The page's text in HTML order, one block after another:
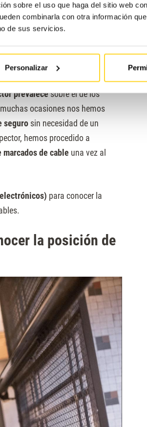
sobre el uso que haga del sitio web
combinarla con otra información
de sus servicios.
Personalizar
visibles , en cuyo caso habrá que
una inspección, pues
encargado de la IPO
prevalecesobre el de los
ocasiones nos hemos
seguro sin necesidad de un
hemos procedido a
marcados de cable una vez al
para conocer la
la posición de